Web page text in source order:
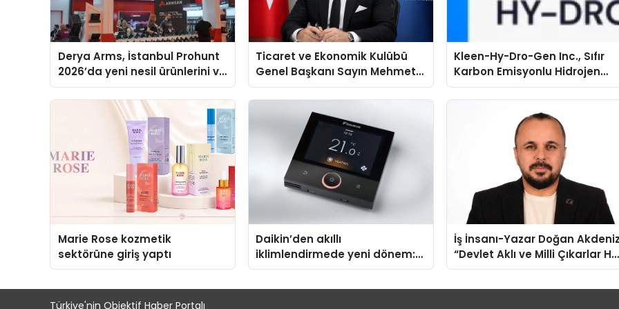
Derya Arms, İstanbul Prohunt
2026’da yeni nesil ürünlerini ve
global marka vizyonunu
sergiledi
Ticaret ve Ekonomik Kulübü
Genel Başkanı Sayın Mehmet
Ulutaş, ekonomiye dair yaptığı
açıklamada şunları kaydetti:
Kleen-Hy-Dro-Gen Inc., Sıfır
Karbon Emisyonlu Hidrojen
Isıtma Teknolojisinde ISO ve
TSSA Düzenleyici Onaylarını
Marie Rose kozmetik
sektörüne giriş yaptı
Daikin’den akıllı
iklimlendirmede yeni dönem:
Madoka Plus Türkiye’de
İş İnsanı-Yazar Doğan
“Devlet Aklı ve Milli Çıkarlar
Şeyin Üzerindedir”
Türkiye'nin Objektif Haber Portalı